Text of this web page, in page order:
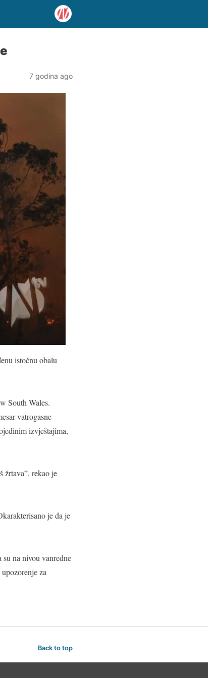
7 godina ago
istočnu obalu
South Wales.
vatrogasne
izvještajima,
žrtava”, rekao je
je da je
na nivou vanredne
za
Back to top